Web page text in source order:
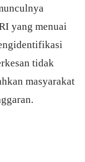
yang menuai
tidak
masyarakat